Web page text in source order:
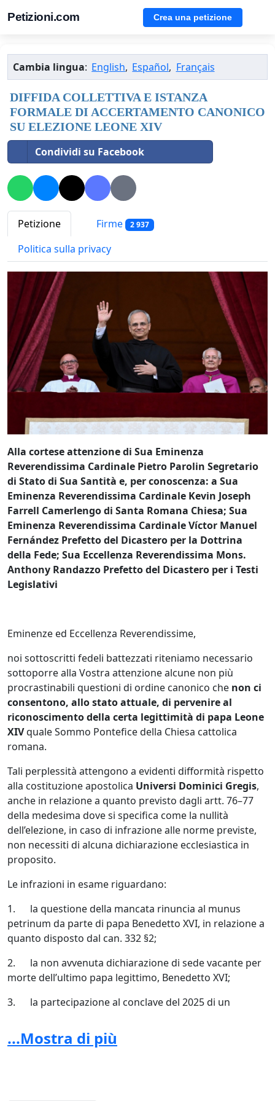
Petizioni.com Crea una petizione
Cambia lingua: English, Español, Français
DIFFIDA COLLETTIVA E ISTANZA
FORMALE DI ACCERTAMENTO CANONICO
SU ELEZIONE LEONE XIV
Condividi su Facebook
Petizione Firme 2 937
Politica sulla privacy
Alla cortese attenzione di Sua Eminenza
Reverendissima Cardinale Pietro Parolin Segretario
di Stato di Sua Santità e, per conoscenza: a Sua
Eminenza Reverendissima Cardinale Kevin Joseph
Farrell Camerlengo di Santa Romana Chiesa; Sua
Eminenza Reverendissima Cardinale Víctor Manuel
Fernández Prefetto del Dicastero per la Dottrina
della Fede; Sua Eccellenza Reverendissima Mons.
Anthony Randazzo Prefetto del Dicastero per i Testi
Legislativi
Eminenze ed Eccellenza Reverendissime,
noi sottoscritti fedeli battezzati riteniamo necessario
sottoporre alla Vostra attenzione alcune non più
procrastinabili questioni di ordine canonico che non ci
consentono, allo stato attuale, di pervenire al
riconoscimento della certa legittimità di papa Leone
XIVquale Sommo Pontefice della Chiesa cattolica
romana.
Tali perplessità attengono a evidenti difformità rispetto
alla costituzione apostolica Universi Dominici Gregis,
anche in relazione a quanto previsto dagli artt. 76–77
della medesima dove si specifica come la nullità
dell’elezione, in caso di infrazione alle norme previste,
non necessiti di alcuna dichiarazione ecclesiastica in
proposito.
Le infrazioni in esame riguardano:
1. la questione della mancata rinuncia al munus
petrinum da parte di papa Benedetto XVI, in relazione a
quanto disposto dal can. 332 §2;
2. la non avvenuta dichiarazione di sede vacante per
morte dell’ultimo papa legittimo, Benedetto XVI;
3. la partecipazione al conclave del 2025 di un
nomina è inficiata dalla irregolare rinuncia di papa
Benedetto XVI;
...Mostra di più